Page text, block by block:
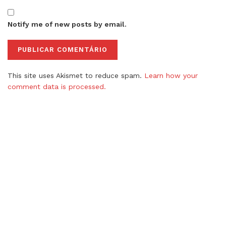
Notify me of new posts by email.
This site uses Akismet to reduce spam. Learn how your
comment data is processed.